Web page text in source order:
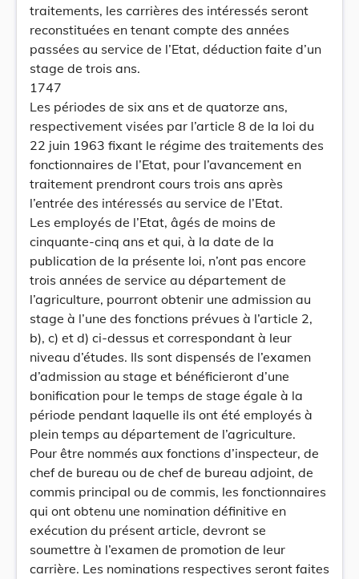
traitements, les carrières des intéressés seront
reconstituées en tenant compte des années
passées au service de l’Etat, déduction faite d’un
stage de trois ans.
1747
Les périodes de six ans et de quatorze ans,
respectivement visées par l’article 8 de la loi du
22 juin 1963 fixant le régime des traitements des
fonctionnaires de l’Etat, pour l’avancement en
traitement prendront cours trois ans après
l’entrée des intéressés au service de l’Etat.
Les employés de l’Etat, âgés de moins de
cinquante-cinq ans et qui, à la date de la
publication de la présente loi, n’ont pas encore
trois années de service au département de
l’agriculture, pourront obtenir une admission au
stage à l’une des fonctions prévues à l’article 2,
b), c) et d) ci-dessus et correspondant à leur
niveau d’études. Ils sont dispensés de l’examen
d’admission au stage et bénéficieront d’une
bonification pour le temps de stage égale à la
période pendant laquelle ils ont été employés à
plein temps au département de l’agriculture.
Pour être nommés aux fonctions d’inspecteur, de
chef de bureau ou de chef de bureau adjoint, de
commis principal ou de commis, les fonctionnaires
qui ont obtenu une nomination définitive en
exécution du présent article, devront se
soumettre à l’examen de promotion de leur
carrière. Les nominations respectives seront faites